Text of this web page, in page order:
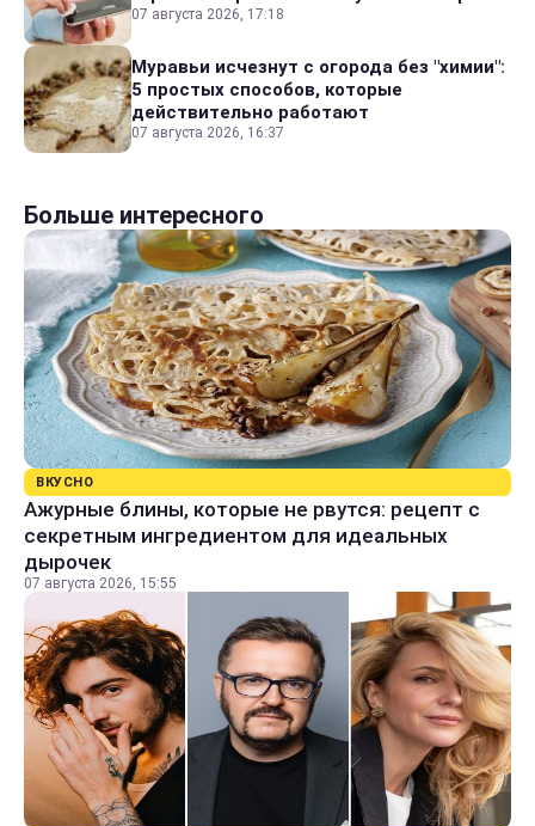
07 августа 2026, 17:18
Муравьи исчезнут с огорода без "химии":
5 простых способов, которые
действительно работают
07 августа 2026, 16:37
Больше интересного
ВКУСНО
Ажурные блины, которые не рвутся: рецепт с
секретным ингредиентом для идеальных
дырочек
07 августа 2026, 15:55